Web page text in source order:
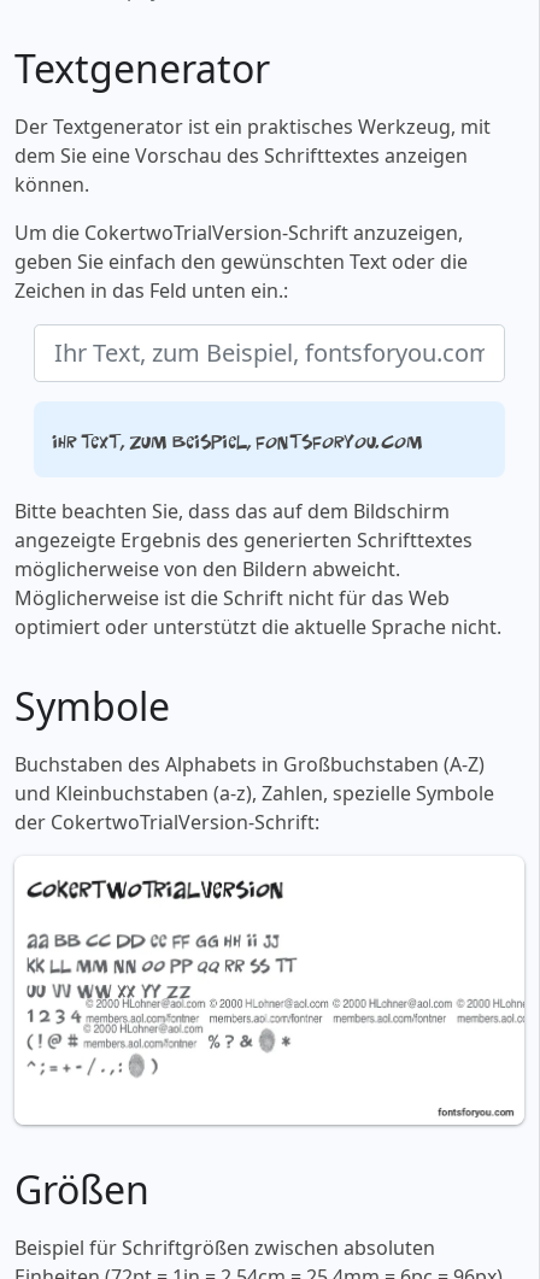
Textgenerator
Der Textgenerator ist ein praktisches Werkzeug, mit
dem Sie eine Vorschau des Schrifttextes anzeigen
können.
Um die CokertwoTrialVersion-Schrift anzuzeigen,
geben Sie einfach den gewünschten Text oder die
Zeichen in das Feld unten ein.:
Ihr Text, zum Beispiel, fontsforyou.com
Bitte beachten Sie, dass das auf dem Bildschirm
angezeigte Ergebnis des generierten Schrifttextes
möglicherweise von den Bildern abweicht.
Möglicherweise ist die Schrift nicht für das Web
optimiert oder unterstützt die aktuelle Sprache nicht.
Symbole
Buchstaben des Alphabets in Großbuchstaben (A-Z)
und Kleinbuchstaben (a-z), Zahlen, spezielle Symbole
der CokertwoTrialVersion-Schrift:
Größen
Beispiel für Schriftgrößen zwischen absoluten